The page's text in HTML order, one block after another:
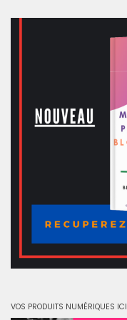
VOS PRODUITS NUMÉRIQUES ICI